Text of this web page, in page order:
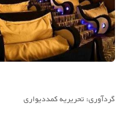
گردآوری: تحریریه کمددیواری